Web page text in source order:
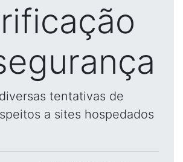
tentativas de
a sites hospedados